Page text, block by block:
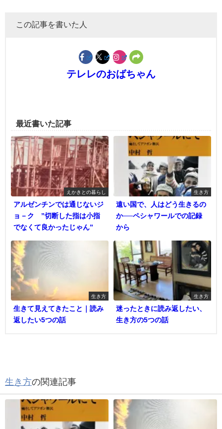
この記事を書いた人
テレレのおばちゃん
最近書いた記事
えかきとの暮らし
アルゼンチンでは通じないジ
ョ－ク ”切断した指は小指
でなくて良かったじゃん”
生き方
遠い国で、人はどう生きるの
か──ペシャワールでの記録
から
生き方
生きて見えてきたこと｜読み
返したい5つの話
生き方
迷ったときに読み返したい、
生き方の5つの話
生き方の関連記事